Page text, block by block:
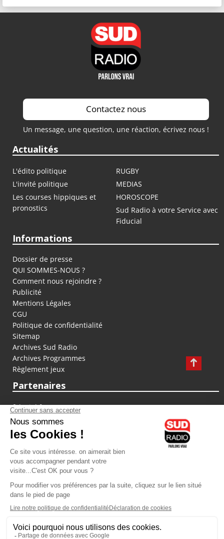
Contactez nous
Un message, une question, une réaction, écrivez nous !
Actualités
L'édito politique
RUGBY
L'invité politique
MEDIAS
Les courses hippiques et
pronostics
HOROSCOPE
Sud Radio à votre Service avec
Fiducial
Informations
Dossier de presse
QUI SOMMES-NOUS ?
Comment nous rejoindre ?
Publicité
Mentions Légales
CGU
Politique de confidentialité
Sitemap
Archives Sud Radio
Archives Programmes
Règlement jeux
Partenaires
fiducial.fr
lyoncapitale.fr
olympique-et-lyonnais.com
L'application Iphone / Android
Téléchargez l'application
Les cookies
Gestion des cookies